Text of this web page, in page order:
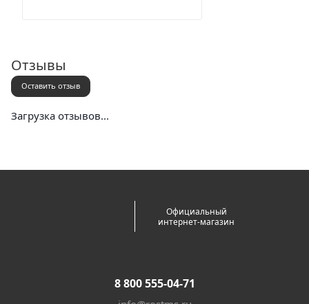
Отзывы
Оставить отзыв
Загрузка отзывов...
Официальный
интернет-магазин
8 800 555-04-71